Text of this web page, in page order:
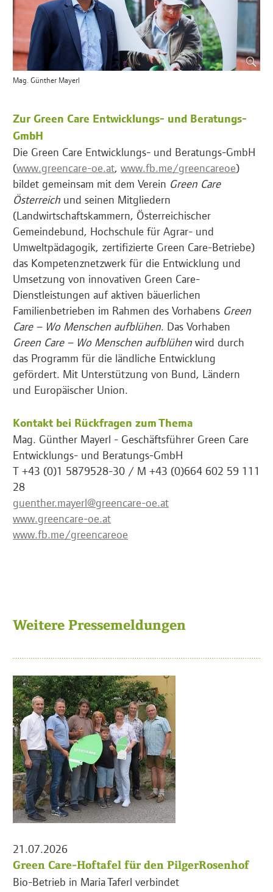
Mag. Günther Mayerl
Zur Green Care Entwicklungs- und Beratungs-
GmbH
Die Green Care Entwicklungs- und Beratungs-GmbH
(www.greencare-oe.at, www.fb.me/greencareoe)
bildet gemeinsam mit dem Verein Green Care
Österreich und seinen Mitgliedern
(Landwirtschaftskammern, Österreichischer
Gemeindebund, Hochschule für Agrar- und
Umweltpädagogik, zertifizierte Green Care-Betriebe)
das Kompetenznetzwerk für die Entwicklung und
Umsetzung von innovativen Green Care-
Dienstleistungen auf aktiven bäuerlichen
Familienbetrieben im Rahmen des Vorhabens Green
Care – Wo Menschen aufblühen. Das Vorhaben
Green Care – Wo Menschen aufblühen wird durch
das Programm für die ländliche Entwicklung
gefördert. Mit Unterstützung von Bund, Ländern
und Europäischer Union.
Kontakt bei Rückfragen zum Thema
Mag. Günther Mayerl - Geschäftsführer Green Care
Entwicklungs- und Beratungs-GmbH
T +43 (0)1 5879528-30 / M +43 (0)664 602 59 111
28
guenther.mayerl@greencare-oe.at
www.greencare-oe.at
www.fb.me/greencareoe
Weitere Pressemeldungen
21.07.2026
Green Care-Hoftafel für den PilgerRosenhof
Bio-Betrieb in Maria Taferl verbindet